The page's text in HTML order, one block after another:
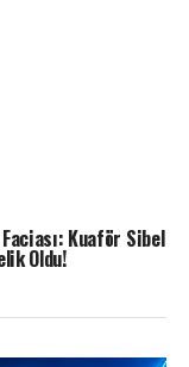
Kuaför Sibel
Oldu!